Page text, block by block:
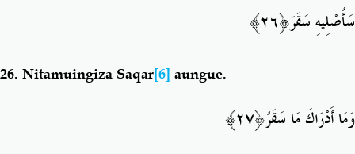
سَأُصْلِيهِ سَقَرَ﴿٢٦﴾
26. Nitamuingiza Saqar[6] aungue.
وَمَا أَدْرَاكَ مَا سَقَرُ﴿٢٧﴾